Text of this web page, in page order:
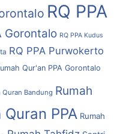
RQ PPA
Gorontalo RQ PPA Kudus
RQ PPA Purwokerto
Qur'an PPA Gorontalo
Quran Bandung Rumah
Quran PPA Rumah